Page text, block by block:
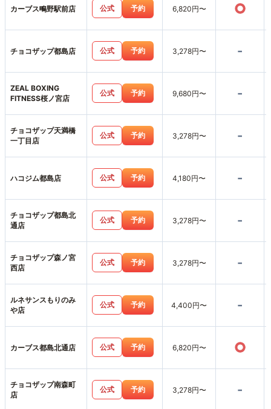
カーブス鴫野駅前店 公式 予約 6,820円〜 ○
チョコザップ都島店 公式 予約 3,278円〜 -
ZEAL BOXING
FITNESS桜ノ宮店
公式 予約 9,680円〜 -
チョコザップ天満橋
一丁目店
公式 予約 3,278円〜 -
ハコジム都島店 公式 予約 4,180円〜 -
チョコザップ都島北
通店
公式 予約 3,278円〜 -
チョコザップ森ノ宮
西店
公式 予約 3,278円〜 -
ルネサンスもりのみ
や店
公式 予約 4,400円〜 -
カーブス都島北通店 公式 予約 6,820円〜 ○
チョコザップ南森町
店
公式 予約 3,278円〜 -